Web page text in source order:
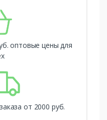
оптовые цены для
от 2000 руб.